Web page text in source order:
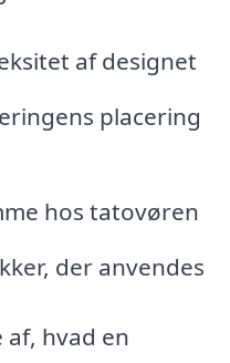
af designet
placering
hos tatovøren
der anvendes
af, hvad en